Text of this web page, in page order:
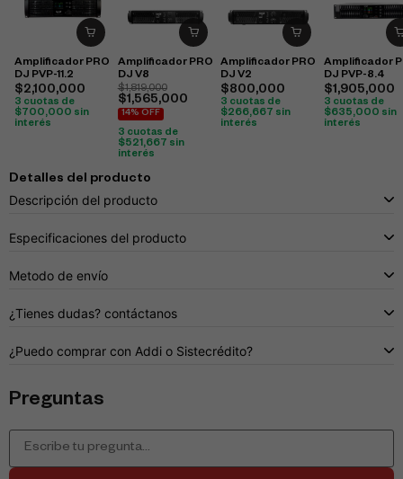
Amplificador PRO
DJ PVP-11.2
$2,100,000
3 cuotas de
$ 700,000 sin
interés
Amplificador PRO
DJ V8
$1,819,000
$1,565,000
14% OFF
3 cuotas de
$521,667 sin
interés
Amplificador PRO
DJ V2
$800,000
3 cuotas de
$266,667 sin
interés
Amplificador
DJ PVP-8.4
$1,905,000
3 cuotas de
$635,000 sin
interés
Detalles del producto
Descripción del producto
Especificaciones del producto
Metodo de envío
¿Tienes dudas? contáctanos
¿Puedo comprar con Addi o Sistecrédito?
Preguntas